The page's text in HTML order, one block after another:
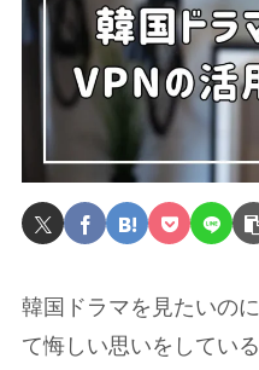
韓国ドラマを見たいの
て悔しい思いをしてい